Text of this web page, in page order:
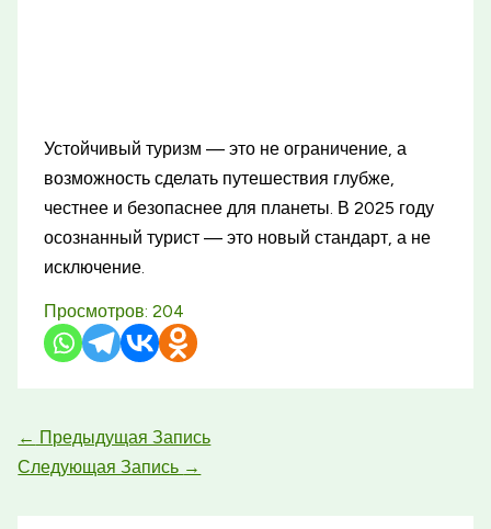
Устойчивый туризм — это не ограничение, а
возможность сделать путешествия глубже,
честнее и безопаснее для планеты. В 2025 году
осознанный турист — это новый стандарт, а не
исключение.
Просмотров: 204
← Предыдущая Запись
Следующая Запись →